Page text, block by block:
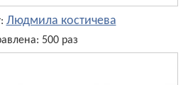
Людмила костичева
500 раз